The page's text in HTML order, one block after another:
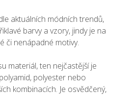
aktuálních módních trendů,
barvy a vzory, jindy je na
či nenápadné motivy.
materiál, ten nejčastější je
polyester nebo
kombinacích. Je osvědčený,